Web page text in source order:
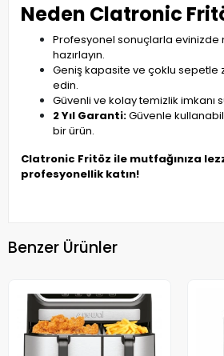
Neden Clatronic
Profesyonel sonuçlarla evinizde
hazırlayın.
Geniş kapasite ve çoklu
edin.
Güvenli ve kolay temizlik imkanı
2 Yıl Garanti:Güvenle
bir ürün.
Clatronic Fritöz ile mutfağınıza
profesyonellik katın!
Benzer Ürünler